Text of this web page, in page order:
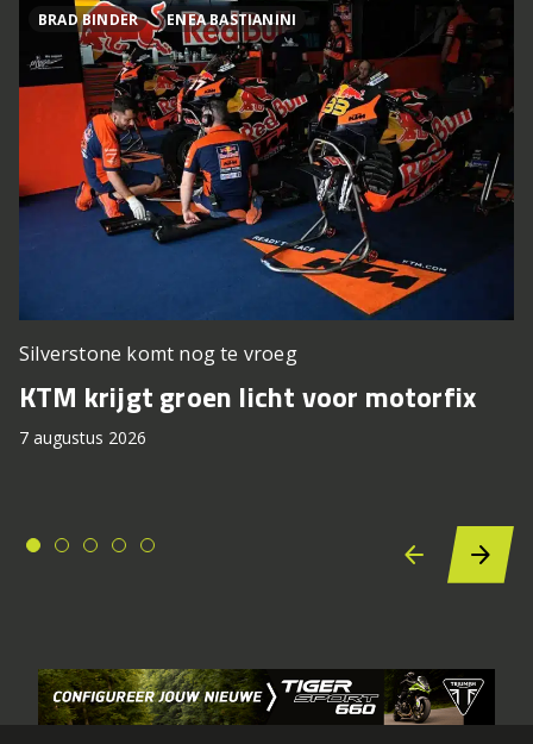
BRAD BINDER ENEA BASTIANINI
Silverstone komt nog te vroeg
KTM krijgt groen licht voor motorfix
7 augustus 2026